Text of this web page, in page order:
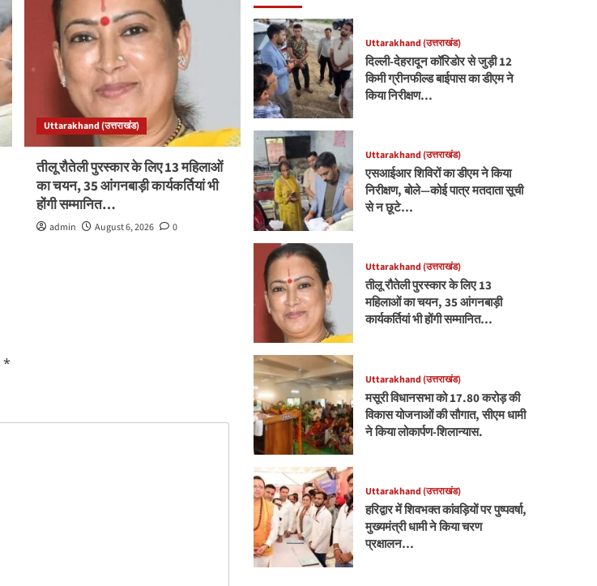
Uttarakhand (उत्तराखंड)
तीलू रौतेली पुरस्कार के लिए 13 महिलाओं
का चयन, 35 आंगनबाड़ी कार्यकर्तियां भी
होंगी सम्मानित…
admin August 6, 2026 0
*
Uttarakhand (उत्तराखंड)
दिल्ली-देहरादून कॉरिडोर से जुड़ी 12
किमी ग्रीनफील्ड बाईपास का डीएम ने
किया निरीक्षण…
Uttarakhand (उत्तराखंड)
एसआईआर शिविरों का डीएम ने किया
निरीक्षण, बोले—कोई पात्र मतदाता सूची
से न छूटे…
Uttarakhand (उत्तराखंड)
तीलू रौतेली पुरस्कार के लिए 13
महिलाओं का चयन, 35 आंगनबाड़ी
कार्यकर्तियां भी होंगी सम्मानित…
Uttarakhand (उत्तराखंड)
मसूरी विधानसभा को 17.80 करोड़ की
विकास योजनाओं की सौगात, सीएम धामी
ने किया लोकार्पण-शिलान्यास.
Uttarakhand (उत्तराखंड)
हरिद्वार में शिवभक्त कांवड़ियों पर पुष्पवर्षा,
मुख्यमंत्री धामी ने किया चरण
प्रक्षालन…